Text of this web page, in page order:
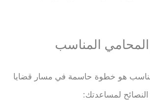
المحامي المناسب
هو خطوة حاسمة في مسار قضايا
لمساعدتك: